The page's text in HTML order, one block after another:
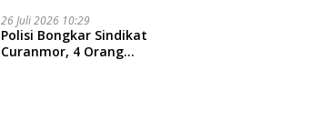
26 Juli 2026 10:29
Polisi Bongkar Sindikat
Curanmor, 4 Orang